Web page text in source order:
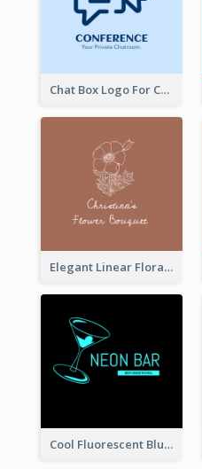
Chat Box Logo For Chatroom Services
Elegant Linear Floral Logo
Cool Fluorescent Blue Bar Logo